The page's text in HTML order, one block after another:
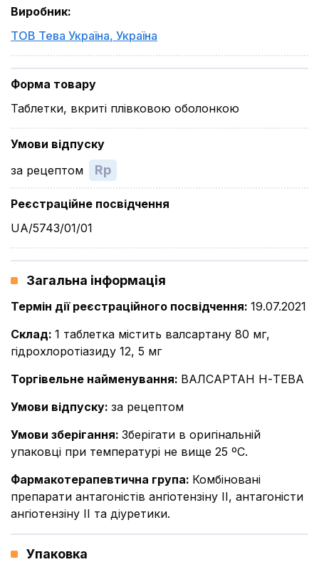
Виробник:
ТОВ Тева Україна, Україна
Форма товару
Таблетки, вкриті плівковою оболонкою
Умови відпуску
за рецептом
Rp
Реєстраційне посвідчення
UA/5743/01/01
Загальна інформація
Термін дії реєстраційного посвідчення: 19.07.2021
Склад: 1 таблетка містить валсартану 80 мг,
гідрохлоротіазиду 12, 5 мг
Торгівельне найменування: ВАЛСАРТАН Н-ТЕВА
Умови відпуску: за рецептом
Умови зберігання: Зберігати в оригінальній
упаковці при температурі не вище 25 ºС.
Фармакотерапевтична група: Комбіновані
препарати антагоністів ангіотензіну ІІ, антагоністи
ангіотензіну ІІ та діуретики.
Упаковка